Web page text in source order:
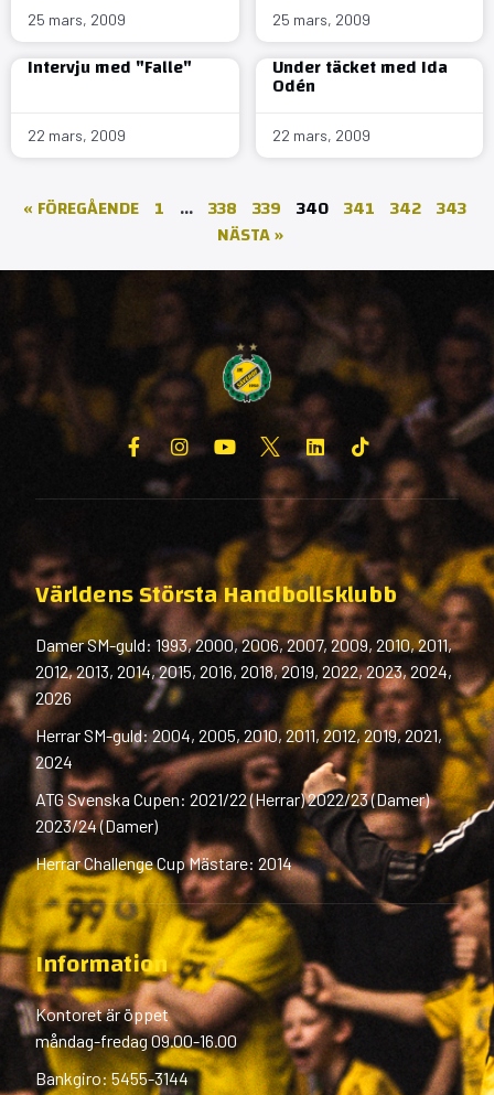
25 mars, 2009 25 mars, 2009
Intervju med "Falle"
22 mars, 2009
Under täcket med Ida
Odén
22 mars, 2009
« FÖREGÅENDE 1 … 338 339 340 341 342 343
NÄSTA »
Världens Största Handbollsklubb
Damer SM-guld: 1993, 2000, 2006, 2007, 2009, 2010, 2011,
2012, 2013, 2014, 2015, 2016, 2018, 2019, 2022, 2023, 2024,
2026
Herrar SM-guld: 2004, 2005, 2010, 2011, 2012, 2019, 2021,
2024
ATG Svenska Cupen: 2021/22 (Herrar) 2022/23 (Damer)
2023/24 (Damer)
Herrar Challenge Cup Mästare: 2014
Information
Kontoret är öppet
måndag-fredag 09.00-16.00
Bankgiro: 5455-3144